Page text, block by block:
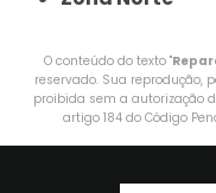
O conteúdo do texto "
reservado. Sua reprodução,
proibida sem a autorização
artigo 184 do Código